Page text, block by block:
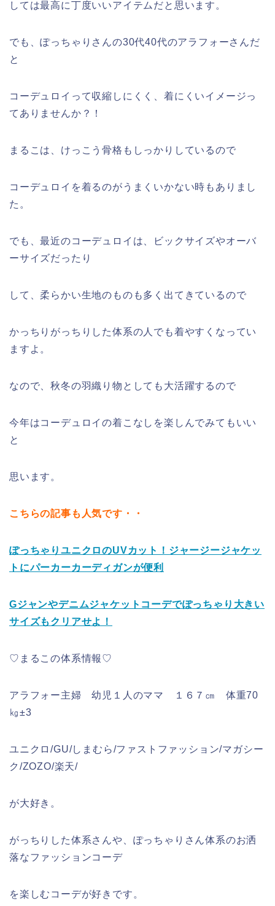
しては最高に丁度いいアイテムだと思います。
でも、ぽっちゃりさんの30代40代のアラフォーさんだ
と
コーデュロイって収縮しにくく、着にくいイメージっ
てありませんか？！
まるこは、けっこう骨格もしっかりしているので
コーデュロイを着るのがうまくいかない時もありまし
た。
でも、最近のコーデュロイは、ビックサイズやオーバ
ーサイズだったり
して、柔らかい生地のものも多く出てきているので
かっちりがっちりした体系の人でも着やすくなってい
ますよ。
なので、秋冬の羽織り物としても大活躍するので
今年はコーデュロイの着こなしを楽しんでみてもいい
と
思います。
こちらの記事も人気です・・
ぽっちゃりユニクロのUVカット！ジャージージャケッ
トにパーカーカーディガンが便利
Gジャンやデニムジャケットコーデでぽっちゃり大きい
サイズもクリアせよ！
♡まるこの体系情報♡
アラフォー主婦 幼児１人のママ １６７㎝ 体重70
㎏±3
ユニクロ/GU/しまむら/ファストファッション/マガシー
ク/ZOZO/楽天/
が大好き。
がっちりした体系さんや、ぽっちゃりさん体系のお洒
落なファッションコーデ
を楽しむコーデが好きです。